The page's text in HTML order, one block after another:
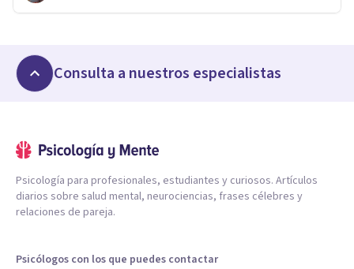
Consulta a nuestros especialistas
Psicología para profesionales, estudiantes y curiosos. Artículos
diarios sobre salud mental, neurociencias, frases célebres y
relaciones de pareja.
Psicólogos con los que puedes contactar